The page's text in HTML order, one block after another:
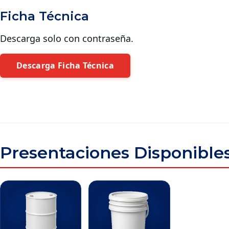
Ficha Técnica
Descarga solo con contraseña.
Descarga Ficha Técnica
Presentaciones